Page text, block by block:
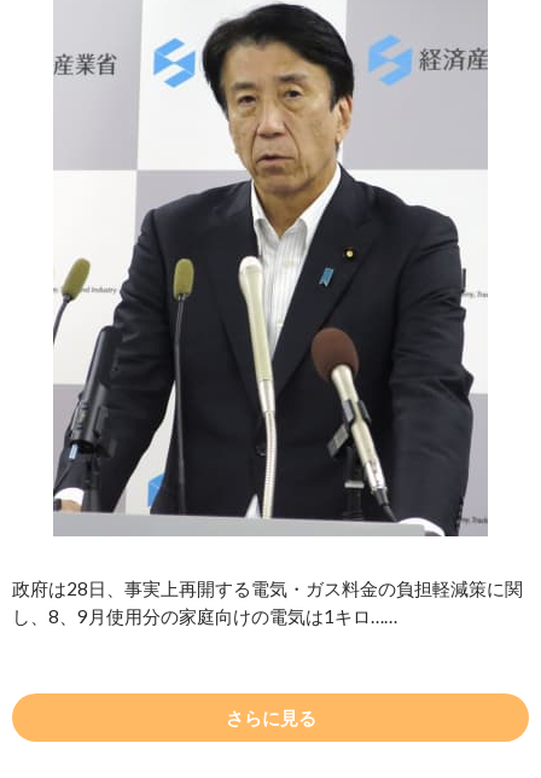
政府は28日、事実上再開する電気・ガス料金の負担軽減策に関
し、8、9月使用分の家庭向けの電気は1キロ……
さらに見る